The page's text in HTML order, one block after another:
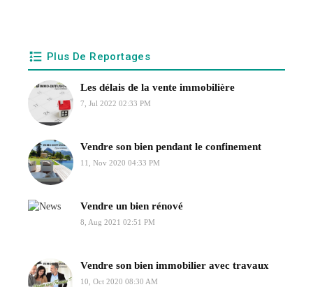
Plus De Reportages
Les délais de la vente immobilière
7, Jul 2022 02:33 PM
Vendre son bien pendant le confinement
11, Nov 2020 04:33 PM
Vendre un bien rénové
8, Aug 2021 02:51 PM
Vendre son bien immobilier avec travaux
10, Oct 2020 08:30 AM